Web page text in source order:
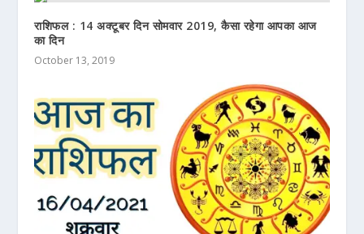
राशिफल : 14 अक्टूबर दिन सोमवार 2019, कैसा रहेगा आपका आज
का दिन
October 13, 2019